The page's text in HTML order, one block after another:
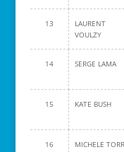
13
LAURENT
VOULZY
14 SERGE LAMA
15 KATE BUSH
16 MICHELE TORR